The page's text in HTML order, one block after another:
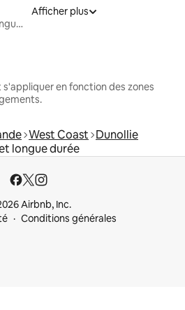
Locations moyenne et longue durée
Afficher plus
en fonction des zones
West Coast Dunollie
longue durée
Airbnb, Inc.
Conditions générales